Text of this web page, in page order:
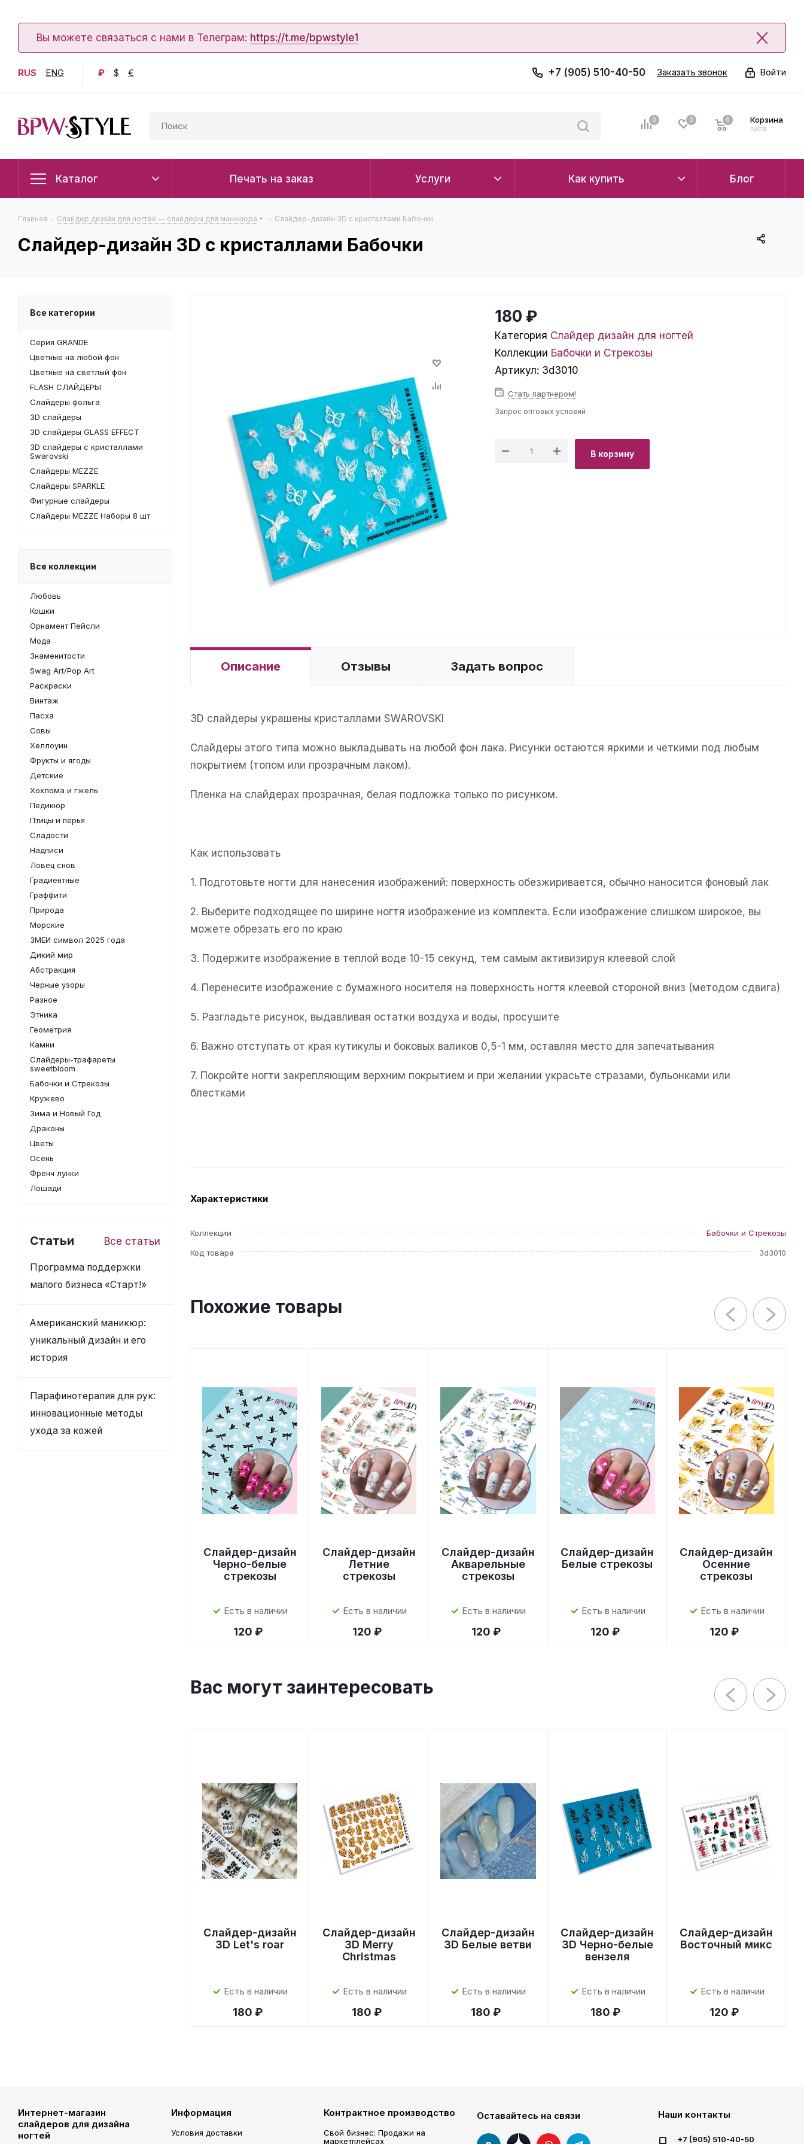
Вы можете связаться с нами в Телеграм: https://t.me/bpwstyle1
RUS ENG ₽ $ € Войти
+7 (905) 510-40-50 Заказать звонок
0 0 Корзина
0
пуста
0
Каталог Печать на заказ Услуги Как купить Блог
Главная - Слайдер дизайн для ногтей — слайдеры для маникюра - Слайдер-дизайн 3D с кристаллами Бабочки
Слайдер-дизайн 3D с кристаллами Бабочки
180 ₽
Категория Слайдер дизайн для ногтей
Коллекции Бабочки и Стрекозы
Артикул: 3d3010
Стать партнером!
Запрос оптовых условий
В корзину
Описание Отзывы Задать вопрос
3D слайдеры украшены кристаллами SWAROVSKI
Слайдеры этого типа можно выкладывать на любой фон лака. Рисунки остаются яркими и четкими под любым
покрытием (топом или прозрачным лаком).
Пленка на слайдерах прозрачная, белая подложка только по рисунком.
Как использовать
1. Подготовьте ногти для нанесения изображений: поверхность обезжиривается, обычно наносится фоновый лак
2. Выберите подходящее по ширине ногтя изображение из комплекта. Если изображение слишком широкое, вы
можете обрезать его по краю
3. Подержите изображение в теплой воде 10-15 секунд, тем самым активизируя клеевой слой
4. Перенесите изображение с бумажного носителя на поверхность ногтя клеевой стороной вниз (методом сдвига)
5. Разгладьте рисунок, выдавливая остатки воздуха и воды, просушите
6. Важно отступать от края кутикулы и боковых валиков 0,5-1 мм, оставляя место для запечатывания
7. Покройте ногти закрепляющим верхним покрытием и при желании украсьте стразами, бульонками или
блестками
Характеристики
Коллекции Бабочки и Стрекозы
Код товара 3d3010
Похожие товары
Слайдер-дизайн
Черно-белые
стрекозы
Есть в наличии
120 ₽
Слайдер-дизайн
Летние
стрекозы
Есть в наличии
120 ₽
Слайдер-дизайн
Акварельные
стрекозы
Есть в наличии
120 ₽
Слайдер-дизайн
Белые стрекозы
Есть в наличии
120 ₽
Слайдер-дизайн
Осенние
стрекозы
Есть в наличии
120 ₽
Вас могут заинтересовать
Слайдер-дизайн
3D Let's roar
Есть в наличии
180 ₽
Слайдер-дизайн
3D Merry
Christmas
Есть в наличии
180 ₽
Слайдер-дизайн
3D Белые ветви
Есть в наличии
180 ₽
Слайдер-дизайн
3D Черно-белые
вензеля
Есть в наличии
180 ₽
Слайдер-дизайн
Восточный микс
Есть в наличии
120 ₽
Все категории
Серия GRANDE
Цветные на любой фон
Цветные на светлый фон
FLASH СЛАЙДЕРЫ
Слайдеры фольга
3D слайдеры
3D слайдеры GLASS EFFECT
3D слайдеры с кристаллами
Swarovski
Слайдеры MEZZE
Слайдеры SPARKLE
Фигурные слайдеры
Слайдеры MEZZE Наборы 8 шт
Все коллекции
Любовь
Кошки
Орнамент Пейсли
Мода
Знаменитости
Swag Art/Pop Art
Раскраски
Винтаж
Пасха
Совы
Хеллоуин
Фрукты и ягоды
Детские
Хохлома и гжель
Педикюр
Птицы и перья
Сладости
Надписи
Ловец снов
Градиентные
Граффити
Природа
Морские
ЗМЕИ символ 2025 года
Дикий мир
Абстракция
Черные узоры
Разное
Этника
Геометрия
Камни
Слайдеры-трафареты
sweetbloom
Бабочки и Стрекозы
Кружево
Зима и Новый Год
Драконы
Цветы
Осень
Френч лунки
Лошади
Статьи Все статьи
Программа поддержки
малого бизнеса «Старт!»
Американский маникюр:
уникальный дизайн и его
история
Парафинотерапия для рук:
инновационные методы
ухода за кожей
Интернет-магазин
слайдеров для дизайна
ногтей
Информация
Условия доставки
Контрактное производство
Свой бизнес: Продажи на
маркетплейсах
Оставайтесь на связи Наши контакты
+7 (905) 510-40-50